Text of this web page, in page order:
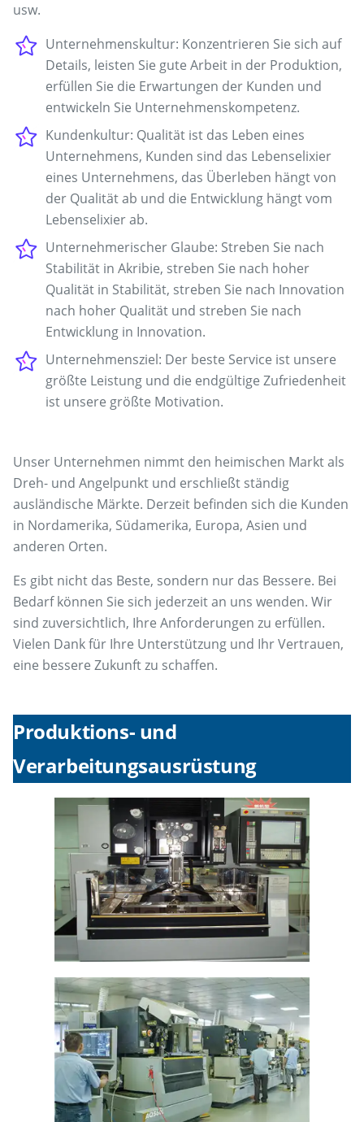
usw.
Unternehmenskultur: Konzentrieren Sie sich auf
Details, leisten Sie gute Arbeit in der Produktion,
erfüllen Sie die Erwartungen der Kunden und
entwickeln Sie Unternehmenskompetenz.
Kundenkultur: Qualität ist das Leben eines
Unternehmens, Kunden sind das Lebenselixier
eines Unternehmens, das Überleben hängt von
der Qualität ab und die Entwicklung hängt vom
Lebenselixier ab.
Unternehmerischer Glaube: Streben Sie nach
Stabilität in Akribie, streben Sie nach hoher
Qualität in Stabilität, streben Sie nach Innovation
nach hoher Qualität und streben Sie nach
Entwicklung in Innovation.
Unternehmensziel: Der beste Service ist unsere
größte Leistung und die endgültige Zufriedenheit
ist unsere größte Motivation.
Unser Unternehmen nimmt den heimischen Markt als
Dreh- und Angelpunkt und erschließt ständig
ausländische Märkte. Derzeit befinden sich die Kunden
in Nordamerika, Südamerika, Europa, Asien und
anderen Orten.
Es gibt nicht das Beste, sondern nur das Bessere. Bei
Bedarf können Sie sich jederzeit an uns wenden. Wir
sind zuversichtlich, Ihre Anforderungen zu erfüllen.
Vielen Dank für Ihre Unterstützung und Ihr Vertrauen,
eine bessere Zukunft zu schaffen.
Produktions- und
Verarbeitungsausrüstung